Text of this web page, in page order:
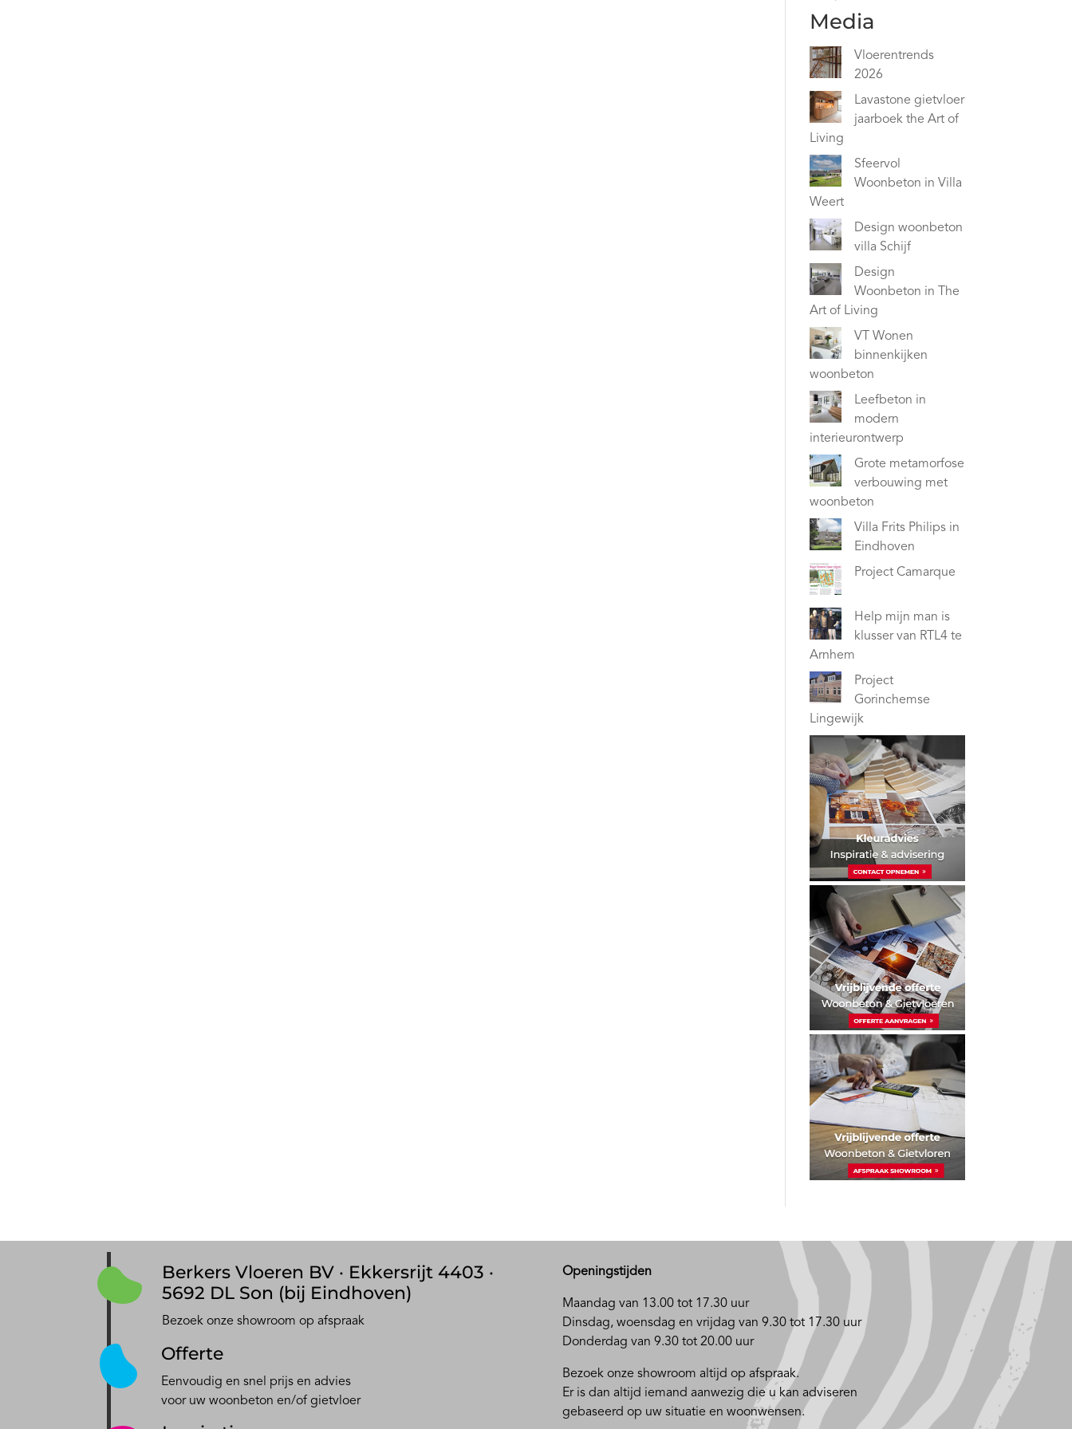
Media
Vloerentrends
2026
Lavastone gietvloer
jaarboek the Art of
Living
Sfeervol
Woonbeton in Villa
Weert
Design woonbeton
villa Schijf
Design
Woonbeton in The
Art of Living
VT Wonen
binnenkijken
woonbeton
Leefbeton in
modern
interieurontwerp
Grote metamorfose
verbouwing met
woonbeton
Villa Frits Philips in
Eindhoven
Project Camarque
Help mijn man is
klusser van RTL4 te
Arnhem
Project
Gorinchemse
Lingewijk
Berkers Vloeren BV · Ekkersrijt 4403 ·
5692 DL Son (bij Eindhoven)
Bezoek onze showroom op afspraak
Offerte
Eenvoudig en snel prijs en advies
voor uw woonbeton en/of gietvloer
Openingstijden
Maandag van 13.00 tot 17.30 uur
Dinsdag, woensdag en vrijdag van 9.30 tot 17.30 uur
Donderdag van 9.30 tot 20.00 uur
Bezoek onze showroom altijd op afspraak.
Er is dan altijd iemand aanwezig die u kan adviseren
gebaseerd op uw situatie en woonwensen.